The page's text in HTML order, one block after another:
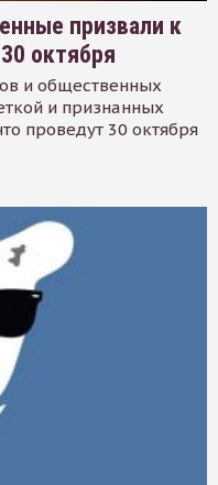
призвали к
октября
и общественных
и признанных
проведут 30 октября